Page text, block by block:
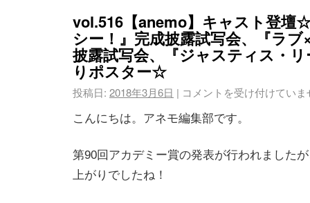
vol.516【anemo】キャスト登壇
シー！』完成披露試写会、『ラ
披露試写会、『ジャスティス・
りポスター☆
投稿日: 2018年3月6日 | コメントを受け付けていま
こんにちは。アネモ編集部です。
第90回アカデミー賞の発表が行われました
上がりでしたね！